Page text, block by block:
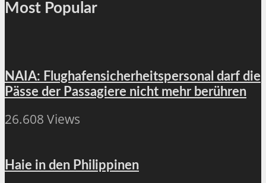
Most Popular
NAIA: Flughafensicherheitspersonal darf die
Pässe der Passagiere nicht mehr berühren
26.608 Views
Haie in den Philippinen